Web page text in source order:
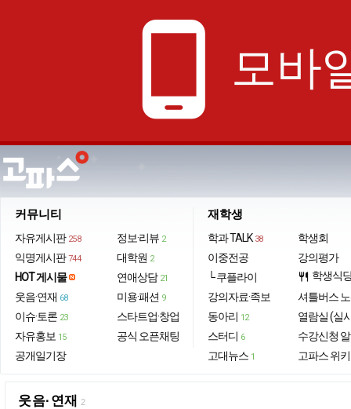
phone_android 모바
커뮤니티
자유게시판 258
익명게시판 744
HOT 게시물
웃음·연재 68
이슈·토론 23
자유홍보 15
공개일기장
정보·리뷰 2
대학원 2
연애상담 21
미용·패션 9
스타트업·창업
공식 오픈채팅
재학생
학과 TALK 38
이중전공
└ 쿠플라이
강의자료·족보
동아리 12
스터디 6
고대뉴스 1
학생회
강의평가
restaurant 학생식
셔틀버스
열람실 (실
수강신청
고파스 위키
웃음·연재 2